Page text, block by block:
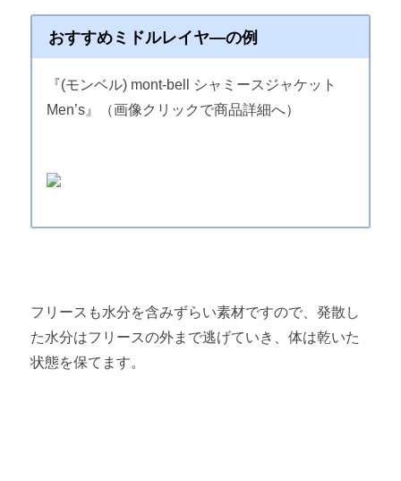
おすすめミドルレイヤ―の例
『(モンベル) mont-bell シャミースジャケット
Men’s』（画像クリックで商品詳細へ）
フリースも水分を含みずらい素材ですので、発散し
た水分はフリースの外まで逃げていき、体は乾いた
状態を保てます。